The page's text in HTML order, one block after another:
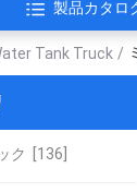
製品カタロ
Tank Truck /
ク [136]